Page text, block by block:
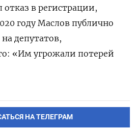
отказ в регистрации,
году Маслов публично
депутатов,
«Им угрожали потерей
НА ТЕЛЕГРАМ